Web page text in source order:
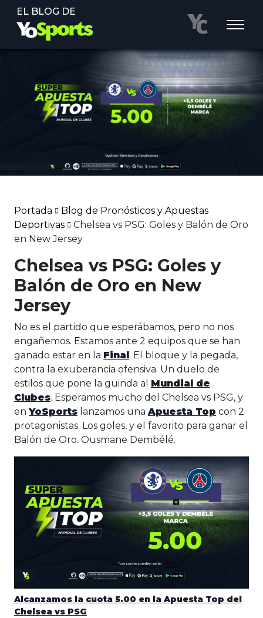
EL BLOG DE
Portada
Blog de Pronósticos y Apuestas
Deportivas
Chelsea vs PSG: Goles y Balón de Oro
en New Jersey
Chelsea vs PSG: Goles y
Balón de Oro en New
Jersey
No es el partido que esperábamos, pero no nos
engañemos. Estamos ante 2 equipos que se han
ganado estar en la Final . El bloque y la pegada,
contra la exuberancia ofensiva. Un duelo de
estilos que pone la guinda al Mundial de
Clubes. Esperamos mucho del Chelsea vs PSG, y
en YoSports lanzamos unaApuesta Top con 2
protagonistas. Los goles, y el favorito para ganar el
Balón de Oro. Ousmane Dembélé.
Alcanzamos la cuota 5.00 en la Apuesta Top del
Chelsea vs PSG